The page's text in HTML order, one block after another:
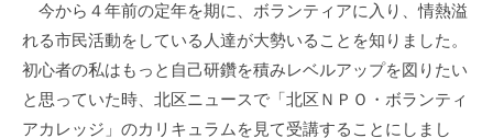
今から４年前の定年を期に、ボランティアに入り、情熱溢
れる市民活動をしている人達が大勢いることを知りました。
初心者の私はもっと自己研鑽を積みレベルアップを図りたい
と思っていた時、北区ニュースで「北区ＮＰＯ・ボランティ
アカレッジ」のカリキュラムを見て受講することにしまし